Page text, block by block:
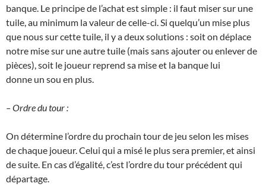
banque. Le principe de l’achat est simple : il faut miser sur une
tuile, au minimum la valeur de celle-ci. Si quelqu’un mise plus
que nous sur cette tuile, il y a deux solutions : soit on déplace
notre mise sur une autre tuile (mais sans ajouter ou enlever de
pièces), soit le joueur reprend sa mise et la banque lui
donne un sou en plus.
– Ordre du tour :
On détermine l’ordre du prochain tour de jeu selon les mises
de chaque joueur. Celui qui a misé le plus sera premier, et ainsi
de suite. En cas d’égalité, c’est l’ordre du tour précédent qui
départage.